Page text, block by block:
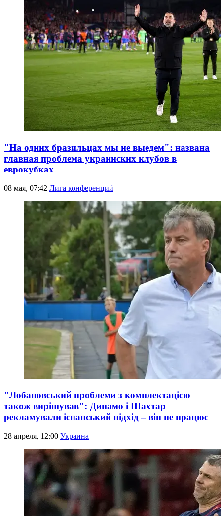
"На одних бразильцах мы не выедем": названа
главная проблема украинских клубов в
еврокубках
08 мая, 07:42 Лига конференций
"Лобановський проблеми з комплектацією
також вирішував": Динамо і Шахтар
рекламували іспанський підхід – він не працює
28 апреля, 12:00 Украина